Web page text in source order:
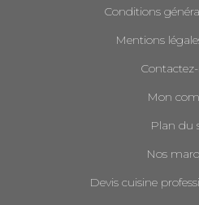
Conditions
Mentions
Mon
Plan du
Nos
Devis cuisine